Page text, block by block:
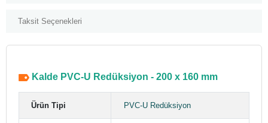
Taksit Seçenekleri
Kalde PVC-U Redüksiyon - 200 x 160 mm
Ürün Tipi PVC-U Redüksiyon